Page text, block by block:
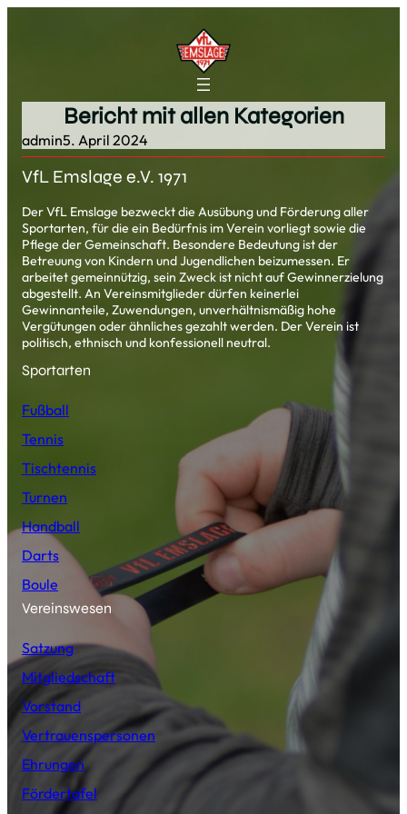
Bericht mit allen Kategorien
admin5. April 2024
VfL Emslage e.V. 1971
Der VfL Emslage bezweckt die Ausübung und Förderung aller
Sportarten, für die ein Bedürfnis im Verein vorliegt sowie die
Pflege der Gemeinschaft. Besondere Bedeutung ist der
Betreuung von Kindern und Jugendlichen beizumessen. Er
arbeitet gemeinnützig, sein Zweck ist nicht auf Gewinnerzielung
abgestellt. An Vereinsmitglieder dürfen keinerlei
Gewinnanteile, Zuwendungen, unverhältnismäßig hohe
Vergütungen oder ähnliches gezahlt werden. Der Verein ist
politisch, ethnisch und konfessionell neutral.
Sportarten
Fußball
Tennis
Tischtennis
Turnen
Handball
Darts
Boule
Vereinswesen
Satzung
Mitgliedschaft
Vorstand
Vertrauenspersonen
Ehrungen
Fördertafel